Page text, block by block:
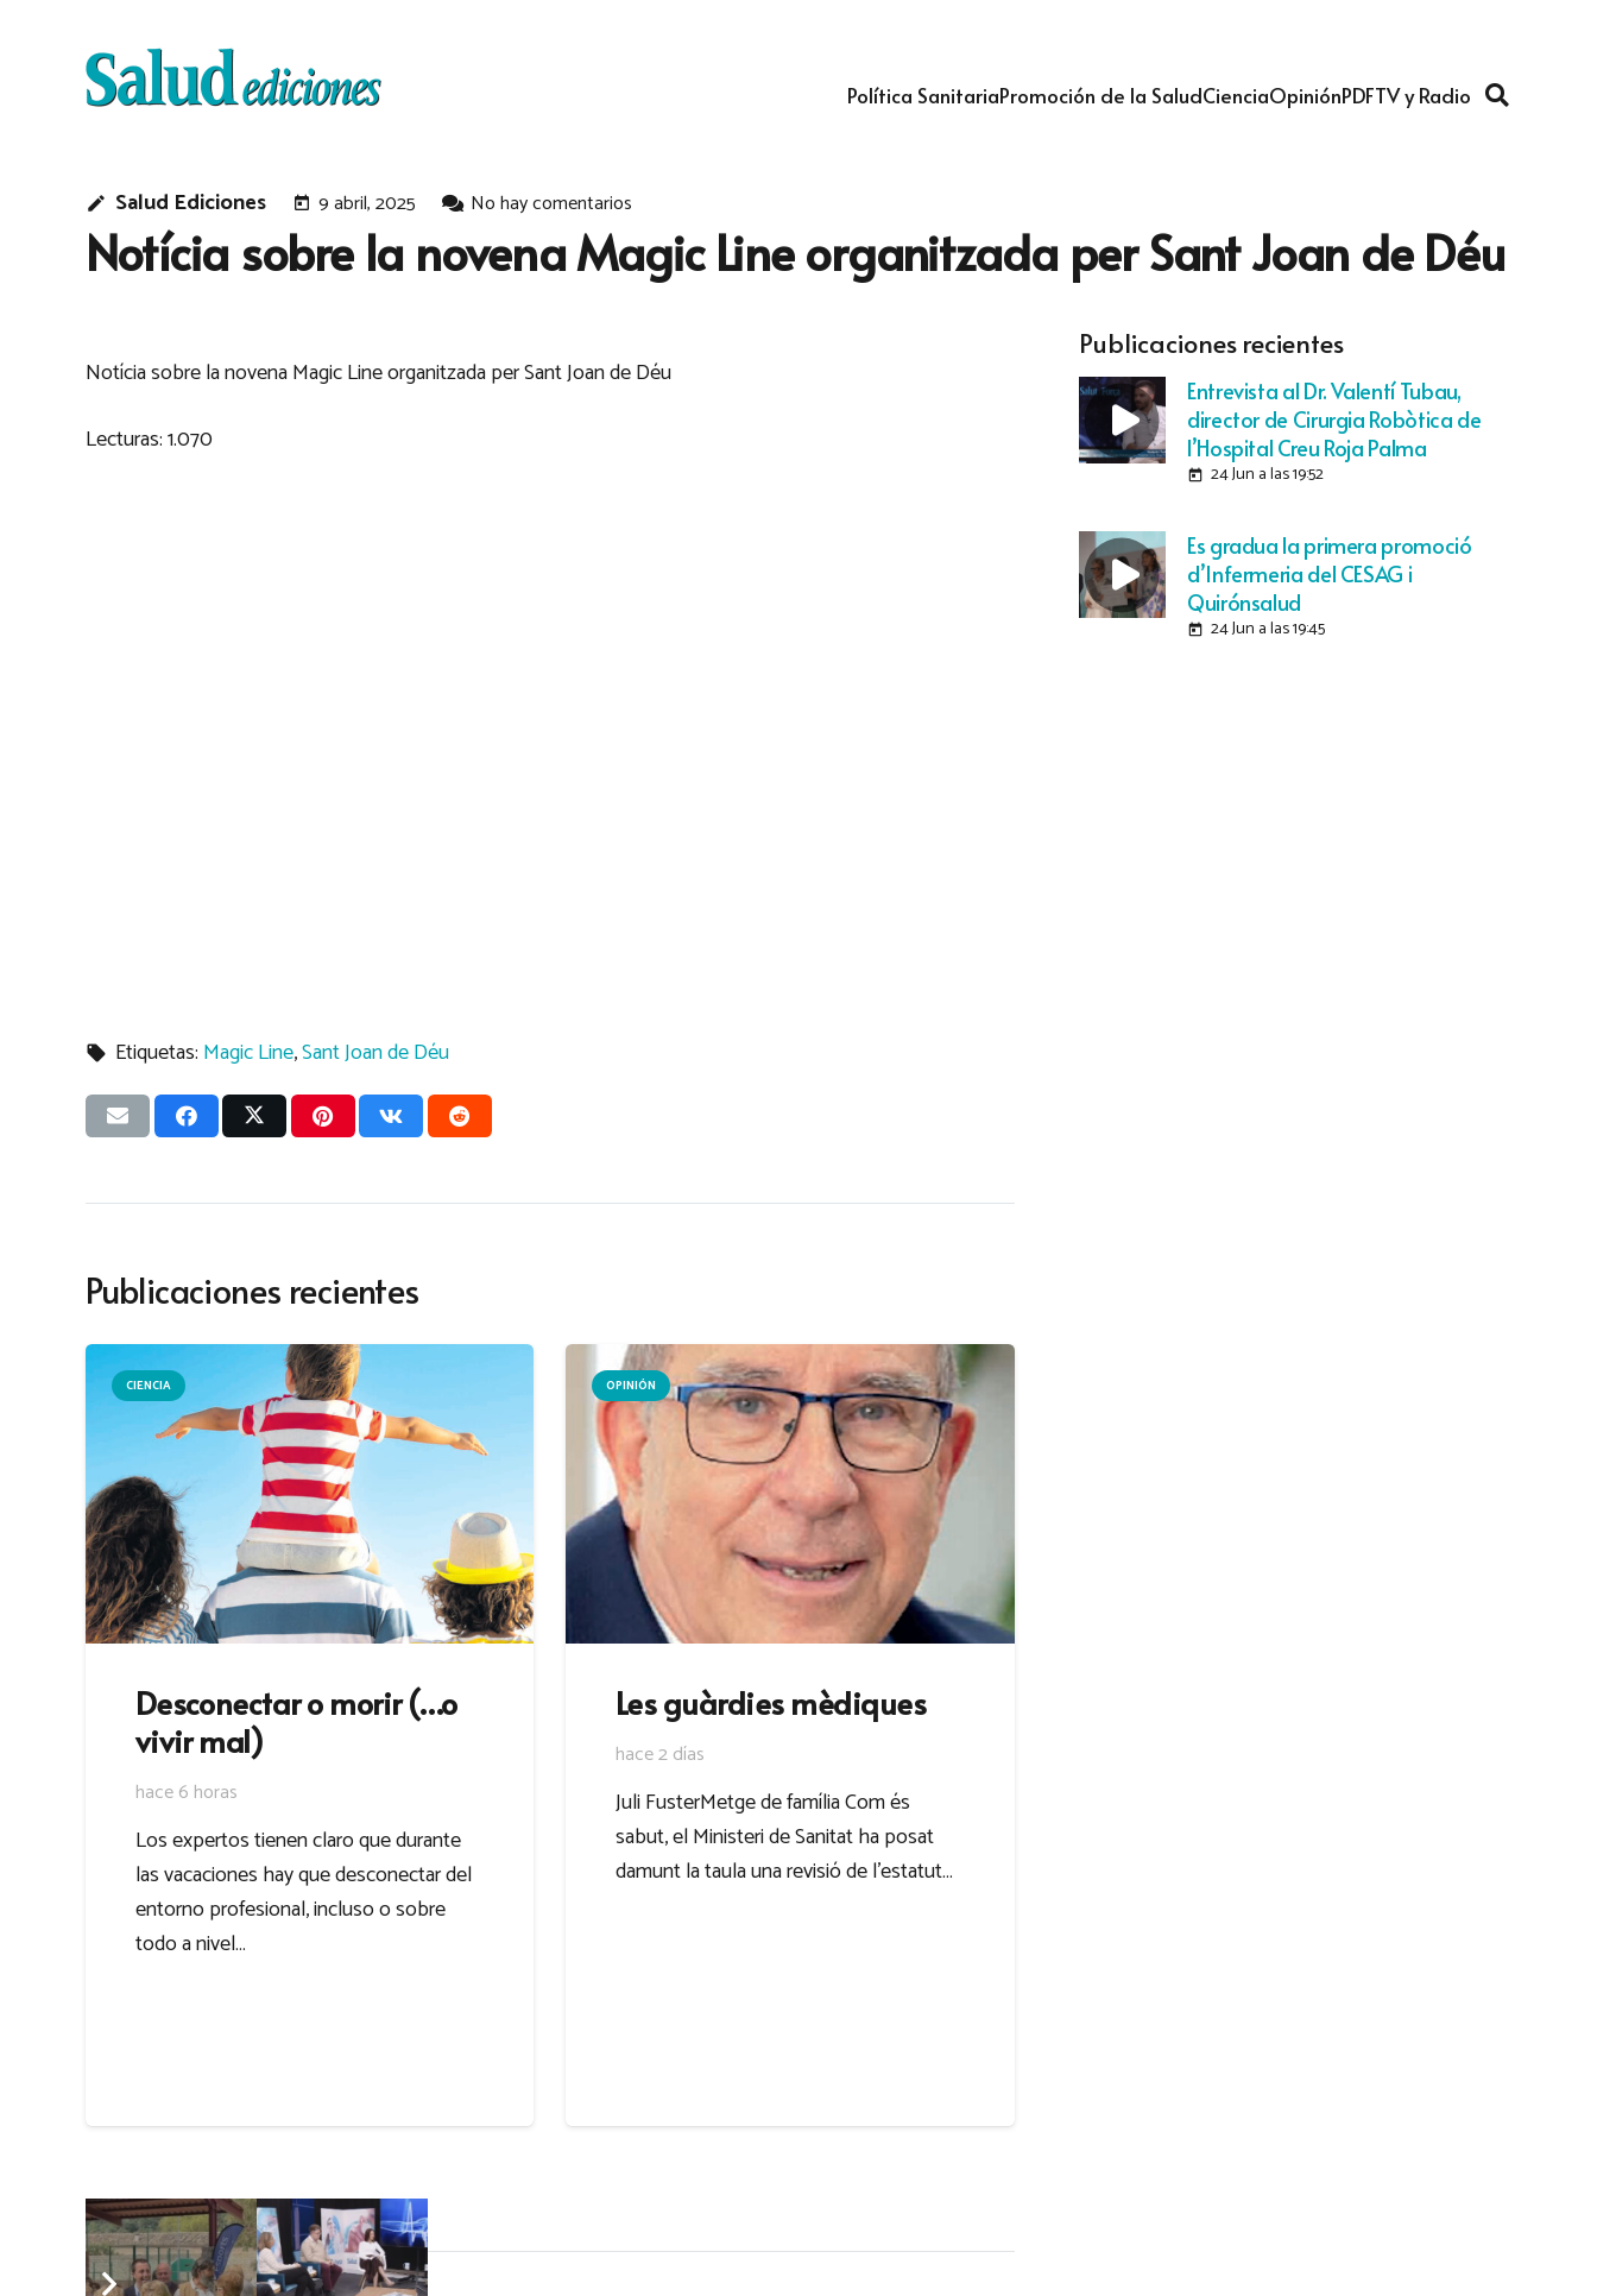
Política SanitariaPromoción de la SaludCienciaOpiniónPDFTV y Radio
edit Salud Ediciones today 9 abril, 2025 No hay comentarios
Notícia sobre la novena Magic Line organitzada per Sant Joan de Déu
Notícia sobre la novena Magic Line organitzada per Sant Joan de Déu
Lecturas:1.070
Publicaciones recientes
Entrevista al Dr. Valentí Tubau,
director de Cirurgia Robòtica de
l’Hospital Creu Roja Palma
today 24 Jun a las 19:52
Es gradua la primera promoció
d’Infermeria del CESAG i
Quirónsalud
today 24 Jun a las 19:45
local_offer Etiquetas: Magic Line,Sant Joan de Déu
Publicaciones recientes
CIENCIA
Desconectar o morir (…o
vivir mal)
hace 6 horas
Los expertos tienen claro que durante
las vacaciones hay que desconectar del
entorno profesional, incluso o sobre
todo a nivel…
OPINIÓN
Les guàrdies mèdiques
hace 2 días
Juli FusterMetge de família Com és
sabut, el Ministeri de Sanitat ha posat
damunt la taula una revisió de l’estatut…